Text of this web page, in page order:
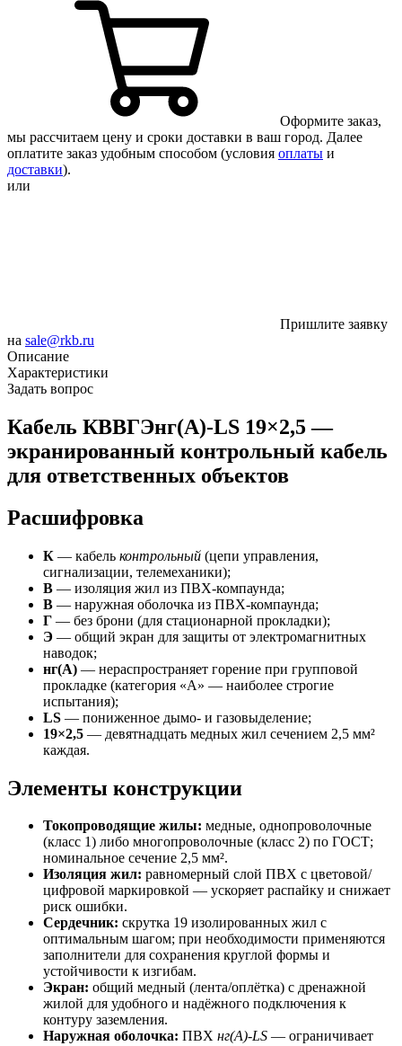
Оформите заказ,
мы рассчитаем цену и сроки доставки в ваш город. Далее
оплатите заказ удобным способом (условия оплаты и
доставки).
или
Пришлите заявку
на sale@rkb.ru
Описание
Характеристики
Задать вопрос
Кабель КВВГЭнг(А)-LS 19×2,5 —
экранированный контрольный кабель
для ответственных объектов
Расшифровка
К — кабель контрольный (цепи управления,
сигнализации, телемеханики);
В — изоляция жил из ПВХ-компаунда;
В — наружная оболочка из ПВХ-компаунда;
Г — без брони (для стационарной прокладки);
Э — общий экран для защиты от электромагнитных
наводок;
нг(А) — нераспространяет горение при групповой
прокладке (категория «А» — наиболее строгие
испытания);
LS — пониженное дымо- и газовыделение;
19×2,5 — девятнадцать медных жил сечением 2,5 мм²
каждая.
Элементы конструкции
Токопроводящие жилы: медные, однопроволочные
(класс 1) либо многопроволочные (класс 2) по ГОСТ;
номинальное сечение 2,5 мм².
Изоляция жил: равномерный слой ПВХ с цветовой/
цифровой маркировкой — ускоряет распайку и снижает
риск ошибки.
Сердечник: скрутка 19 изолированных жил с
оптимальным шагом; при необходимости применяются
заполнители для сохранения круглой формы и
устойчивости к изгибам.
Экран: общий медный (лента/оплётка) с дренажной
жилой для удобного и надёжного подключения к
контуру заземления.
Наружная оболочка: ПВХ нг(А)-LS — ограничивает